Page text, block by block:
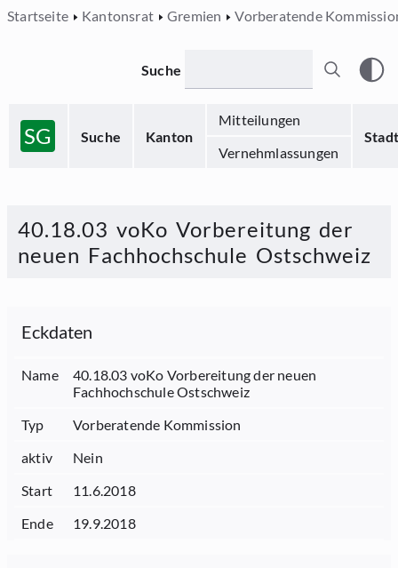
Startseite Kantonsrat Gremien Vorberatende
SG Suche Kanton
Mitteilungen
Stadt
Vernehmlassungen
Suche
40.18.03 voKo Vorbereitung der
neuen Fachhochschule Ostschweiz
Eckdaten
Name
40.18.03 voKo Vorbereitung der neuen
Fachhochschule Ostschweiz
Typ
Vorberatende Kommission
aktiv
Nein
Start
11.6.2018
Ende
19.9.2018